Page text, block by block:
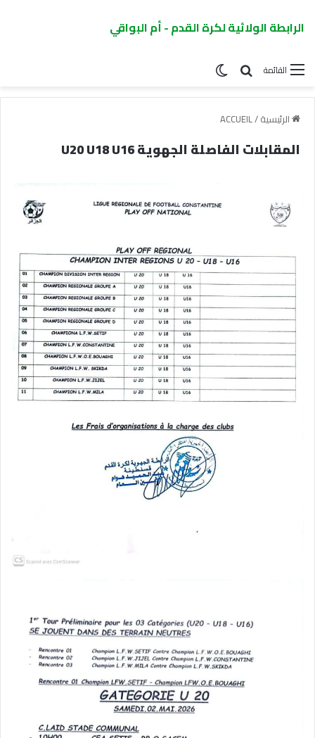
الرابطة الولائية لكرة القدم - أم البواقي
القائمة
الرئيسية/
ACCUEIL
المقابلات الفاصلة الجهوية U20 U18 U16